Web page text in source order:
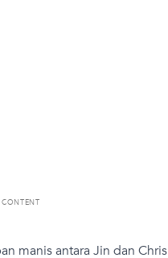
manis antara Jin dan Chris